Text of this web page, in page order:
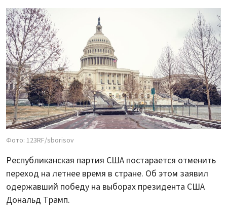
Фото: 123RF/sborisov
Республиканская партия США постарается отменить
переход на летнее время в стране. Об этом заявил
одержавший победу на выборах президента США
Дональд Трамп.